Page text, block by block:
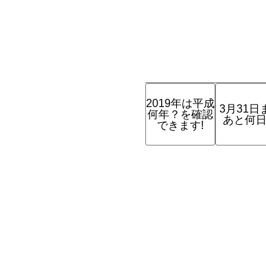
2019年は平成
何年？を確認
できます!
3月31日
あと何